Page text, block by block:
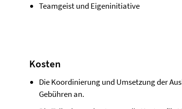
Teamgeist und Eigeninitiative
Kosten
Die Koordinierung und Umsetzung der
Gebühren an.